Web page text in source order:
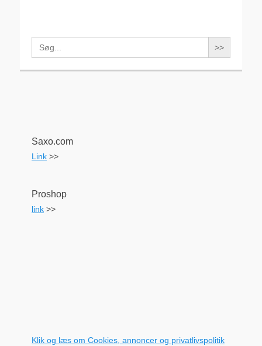
Search
for:
Saxo.com
Link >>
Proshop
link >>
Klik og læs om Cookies, annoncer og privatlivspolitik